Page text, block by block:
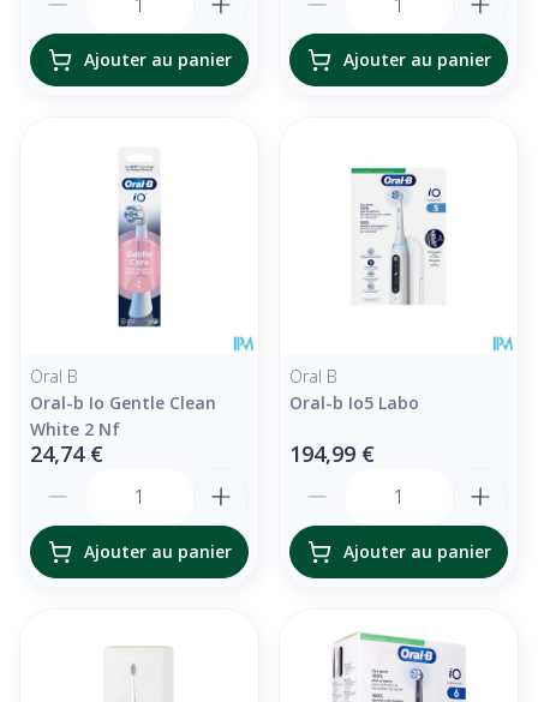
Ajouter au panier Ajouter au panier
Oral B
Oral-b Io Gentle Clean
White 2 Nf
24,74 €
Ajouter au panier
Oral B
Oral-b Io5 Labo
194,99 €
Ajouter au panier